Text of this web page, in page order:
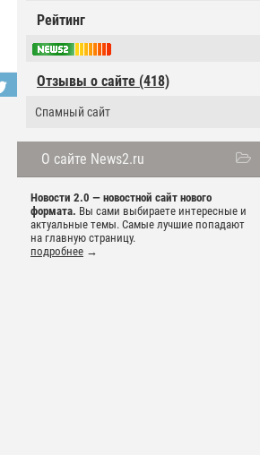
Рейтинг
Отзывы о сайте (418)
Спамный сайт
О сайте News2.ru
Новости 2.0 — новостной сайт нового
формата. Вы сами выбираете интересные и
актуальные темы. Самые лучшие попадают
на главную страницу.
подробнее →